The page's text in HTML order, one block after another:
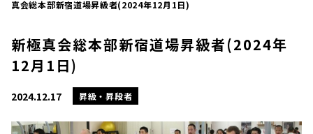
真会総本部新宿道場昇級者(2024年12月1日)
新極真会総本部新宿道場昇級者(2024年
12月1日)
2024.12.17 昇級・昇段者